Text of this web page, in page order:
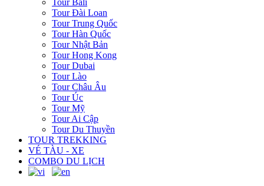
Tour Bali
Tour Đài Loan
Tour Trung Quốc
Tour Hàn Quốc
Tour Nhật Bản
Tour Hong Kong
Tour Dubai
Tour Lào
Tour Châu Âu
Tour Úc
Tour Mỹ
Tour Ai Cập
Tour Du Thuyền
TOUR TREKKING
VÉ TÀU - XE
COMBO DU LỊCH